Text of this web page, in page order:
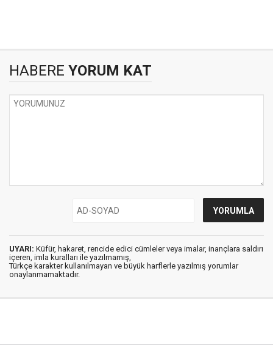
HABERE YORUM KAT
UYARI: Küfür, hakaret, rencide edici cümleler veya imalar, inançlara saldırı
içeren, imla kuralları ile yazılmamış,
Türkçe karakter kullanılmayan ve büyük harflerle yazılmış yorumlar
onaylanmamaktadır.